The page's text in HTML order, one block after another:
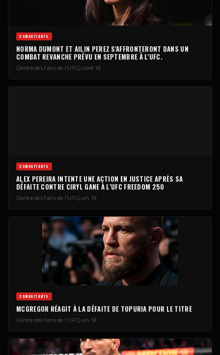
COMBATTANTS
NORMA DUMONT ET AILIN PEREZ S'AFFRONTERONT DANS UN
COMBAT REVANCHE PRÉVU EN SEPTEMBRE À L'UFC.
Centre des fans de l'UFCjuillet 18
COMBATTANTS
ALEX PEREIRA INTENTE UNE ACTION EN JUSTICE APRÈS SA
DÉFAITE CONTRE CIRYL GANE À L'UFC FREEDOM 250
Centre des fans de l'UFCjuin 18
COMBATTANTS
MCGREGOR RÉAGIT À LA DÉFAITE DE TOPURIA POUR LE TITRE
Centre des fans de l'UFCjuin 18